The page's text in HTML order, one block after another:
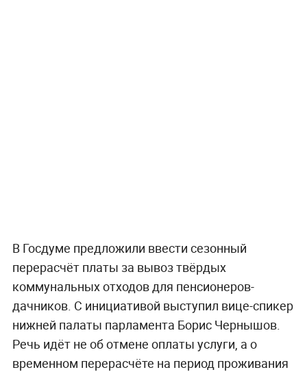
В Госдуме предложили ввести сезонный
перерасчёт платы за вывоз твёрдых
коммунальных отходов для пенсионеров-
дачников. С инициативой выступил вице-спикер
нижней палаты парламента Борис Чернышов.
Речь идёт не об отмене оплаты услуги, а о
временном перерасчёте на период проживания